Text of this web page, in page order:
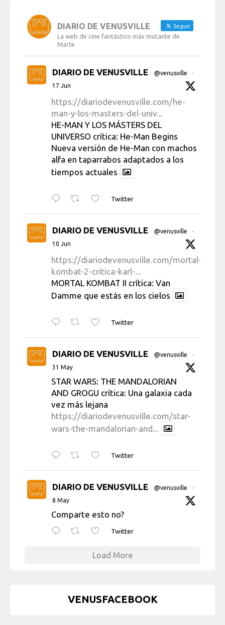
DIARIO DE VENUSVILLE Seguir
La web de cine fantástico más mutante de
Marte
DIARIO DE VENUSVILLE @venusville
·
17 Jun
https://diariodevenusville.com/he-
man-y-los-masters-del-univ...
HE-MAN Y LOS MÁSTERS DEL
UNIVERSO crítica: He-Man Begins
Nueva versión de He-Man con machos
alfa en taparrabos adaptados a los
tiempos actuales
Twitter
DIARIO DE VENUSVILLE @venusville
·
10 Jun
https://diariodevenusville.com/mortal-
kombat-2-critica-karl-...
MORTAL KOMBAT II crítica: Van
Damme que estás en los cielos
Twitter
DIARIO DE VENUSVILLE @venusville
·
31 May
STAR WARS: THE MANDALORIAN
AND GROGU crítica: Una galaxia cada
vez más lejana
https://diariodevenusville.com/star-
wars-the-mandalorian-and...
Twitter
DIARIO DE VENUSVILLE @venusville
·
8 May
Comparte esto no?
Twitter
Load More
VENUSFACEBOOK